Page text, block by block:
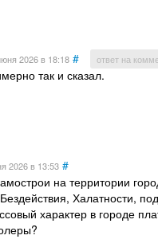
2026в 18:18 # ответ на
так и сказал.
2026в 13:53 #
на территории
Халатности,
характер в городе